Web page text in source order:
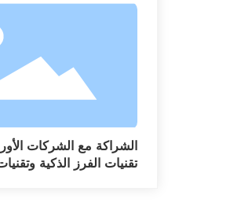
الشراكة مع الشركات
تقنيات الفرز الذكية